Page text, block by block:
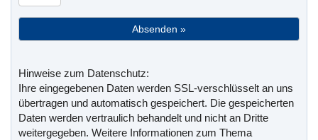
Hinweise zum Datenschutz:
Ihre eingegebenen Daten werden SSL-verschlüsselt an uns
übertragen und automatisch gespeichert. Die gespeicherten
Daten werden vertraulich behandelt und nicht an Dritte
weitergegeben. Weitere Informationen zum Thema